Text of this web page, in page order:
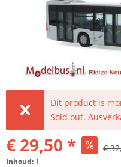
Dit product is
Sold out.
€ 29,50 * €
Inhoud: 1